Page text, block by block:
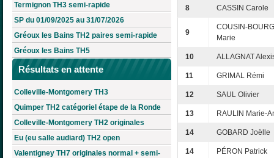
Termignon TH3 semi-rapide
SP du 01/09/2025 au 31/07/2026
Gréoux les Bains TH2 paires semi-rapide
Gréoux les Bains TH5
Résultats en attente
Colleville-Montgomery TH3
Quimper TH2 catégoriel étape de la Ronde
Colleville-Montgomery TH2 originales
Eu (eu salle audiard) TH2 open
Valentigney TH7 originales normal + semi-
8 CASSIN Carole
9
COUSIN-
Marie
10 ALLAGNAT
11 GRIMAL Rémi
12 SAUL Olivier
13 RAULIN Marie-
14 GOBARD Joëlle
14 PÉRON Patrick